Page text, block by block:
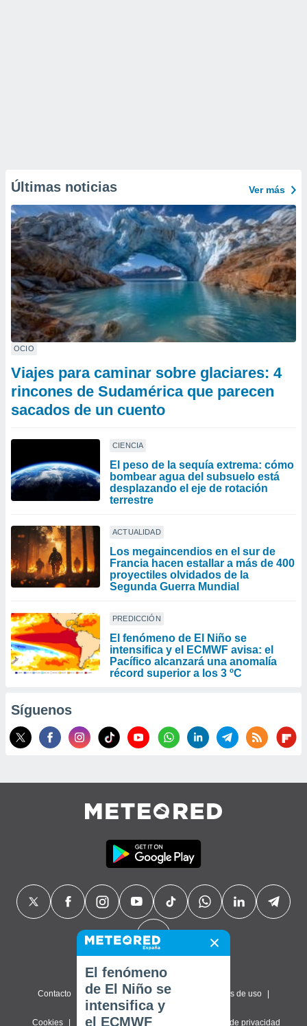
Últimas noticias Ver más
OCIO
Viajes para caminar sobre glaciares: 4
rincones de Sudamérica que parecen
sacados de un cuento
CIENCIA
El peso de la sequía extrema: cómo
bombear agua del subsuelo está
desplazando el eje de rotación
terrestre
ACTUALIDAD
Los megaincendios en el sur de
Francia hacen estallar a más de 400
proyectiles olvidados de la
Segunda Guerra Mundial
PREDICCIÓN
El fenómeno de El Niño se
intensifica y el ECMWF avisa: el
Pacífico alcanzará una anomalía
récord superior a los 3 ºC
Síguenos
Contacto Sobre nosotros FAQ Términos de uso
Cookies Política de privacidad Configuración de privacidad
El fenómeno
de El Niño se
intensifica y
el ECMWF